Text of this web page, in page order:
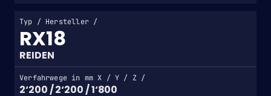
Typ / Hersteller /
RX18
REIDEN
Verfahrwege in mm X / Y / Z /
2‘200 / 2‘200 / 1‘800